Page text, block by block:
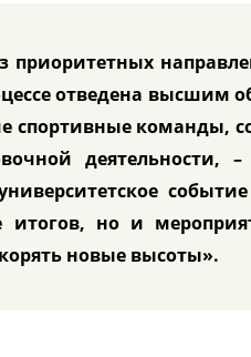
приоритетных
отведена высшим
спортивные команды,
деятельности,
итогов, но и
новые высоты».